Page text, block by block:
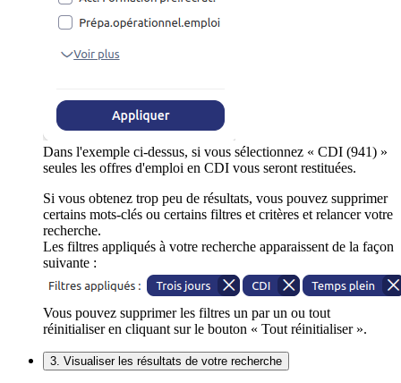
Dans l'exemple ci-dessus, si vous sélectionnez « CDI (941) »
seules les offres d'emploi en CDI vous seront restituées.
Si vous obtenez trop peu de résultats, vous pouvez supprimer
certains mots-clés ou certains filtres et critères et relancer votre
recherche.
Les filtres appliqués à votre recherche apparaissent de la façon
suivante :
Vous pouvez supprimer les filtres un par un ou tout
réinitialiser en cliquant sur le bouton « Tout réinitialiser ».
3. Visualiser les résultats de votre recherche